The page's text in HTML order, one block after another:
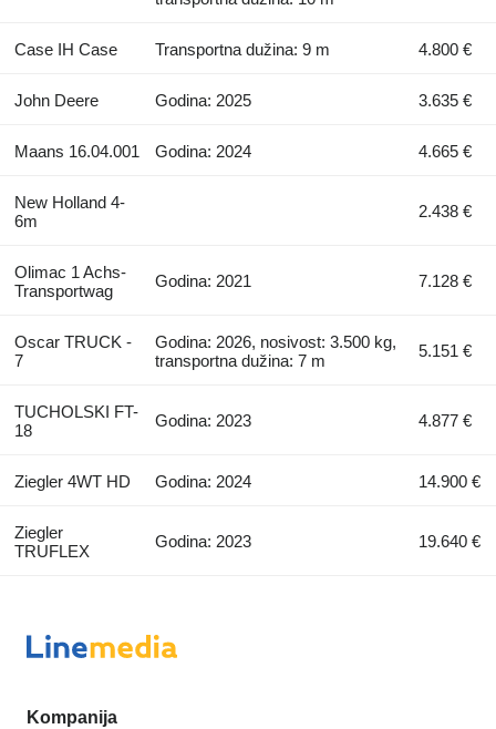
Case IH Case Transportna dužina: 9 m 4.800 €
John Deere Godina: 2025 3.635 €
Maans 16.04.001 Godina: 2024 4.665 €
New Holland 4-
6m
2.438 €
Olimac 1 Achs-
Transportwag
Godina: 2021 7.128 €
Oscar TRUCK -
7
Godina: 2026, nosivost: 3.500 kg,
transportna dužina: 7 m
5.151 €
TUCHOLSKI FT-
18
Godina: 2023 4.877 €
Ziegler 4WT HD Godina: 2024 14.900 €
Ziegler
TRUFLEX
Godina: 2023 19.640 €
Kompanija